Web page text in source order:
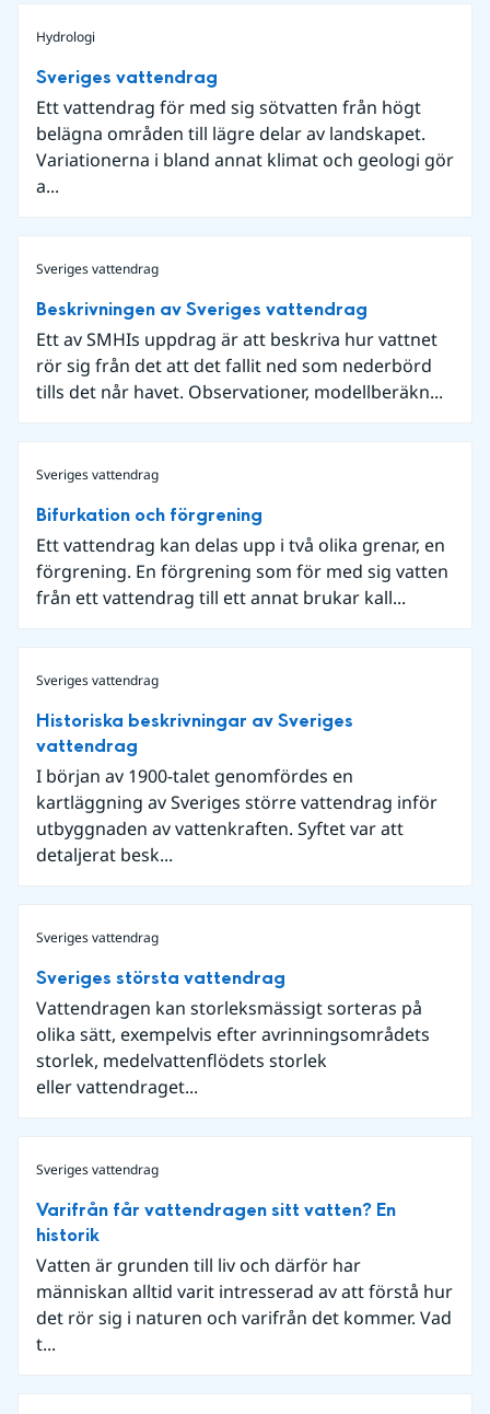
Hydrologi
Sveriges vattendrag
Ett vattendrag för med sig sötvatten från högt
belägna områden till lägre delar av landskapet.
Variationerna i bland annat klimat och geologi gör
a...
Sveriges vattendrag
Beskrivningen av Sveriges vattendrag
Ett av SMHIs uppdrag är att beskriva hur vattnet
rör sig från det att det fallit ned som nederbörd
tills det når havet. Observationer, modellberäkn...
Sveriges vattendrag
Bifurkation och förgrening
Ett vattendrag kan delas upp i två olika grenar, en
förgrening. En förgrening som för med sig vatten
från ett vattendrag till ett annat brukar kall...
Sveriges vattendrag
Historiska beskrivningar av Sveriges
vattendrag
I början av 1900-talet genomfördes en
kartläggning av Sveriges större vattendrag inför
utbyggnaden av vattenkraften. Syftet var att
detaljerat besk...
Sveriges vattendrag
Sveriges största vattendrag
Vattendragen kan storleksmässigt sorteras på
olika sätt, exempelvis efter avrinningsområdets
storlek, medelvattenflödets storlek
eller vattendraget...
Sveriges vattendrag
Varifrån får vattendragen sitt vatten? En
historik
Vatten är grunden till liv och därför har
människan alltid varit intresserad av att förstå hur
det rör sig i naturen och varifrån det kommer. Vad
t...